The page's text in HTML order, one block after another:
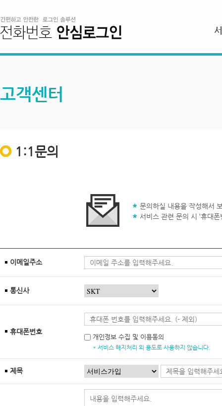
고객센터
1:1문의
문의하실 내용을 작성해서
서비스 관련 문의 시 ‘휴대
이메일주소
통신사
휴대폰번호
개인정보 수집 및 이용동의
* 서비스 해지처리 외 용도로 사용하지 않습니다.
제목